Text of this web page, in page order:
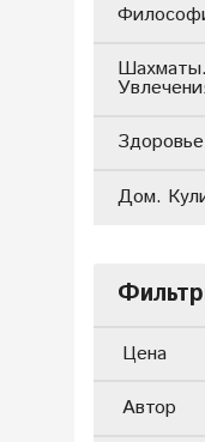
Дом.
Цена
Автор